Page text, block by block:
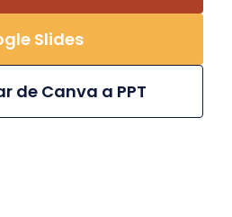
Slides
de Canva a PPT